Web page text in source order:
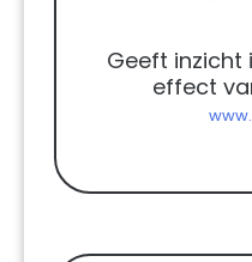
Geeft inzicht
effect